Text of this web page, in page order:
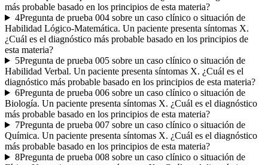
más probable basado en los principios de esta materia?
4Pregunta de prueba 004 sobre un caso clínico o situación de
Habilidad Lógico-Matemática. Un paciente presenta síntomas X.
¿Cuál es el diagnóstico más probable basado en los principios de
esta materia?
5Pregunta de prueba 005 sobre un caso clínico o situación de
Habilidad Verbal. Un paciente presenta síntomas X. ¿Cuál es el
diagnóstico más probable basado en los principios de esta materia?
6Pregunta de prueba 006 sobre un caso clínico o situación de
Biología. Un paciente presenta síntomas X. ¿Cuál es el diagnóstico
más probable basado en los principios de esta materia?
7Pregunta de prueba 007 sobre un caso clínico o situación de
Química. Un paciente presenta síntomas X. ¿Cuál es el diagnóstico
más probable basado en los principios de esta materia?
8Pregunta de prueba 008 sobre un caso clínico o situación de